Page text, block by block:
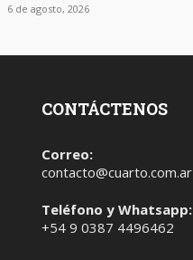
6 de agosto, 2026
CONTÁCTENOS
Correo:
contacto@cuarto.com.ar
Teléfono y Whatsapp:
+54 9 0387 4496462